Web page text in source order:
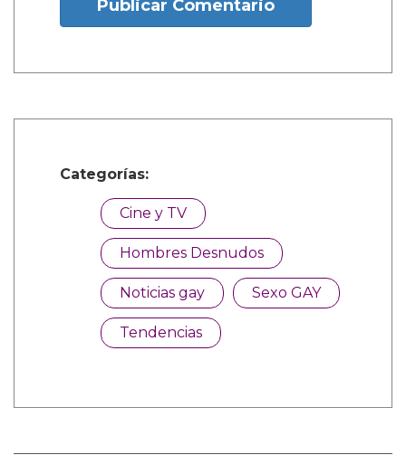
Publicar Comentario
Categorías:
Cine y TV
Hombres Desnudos
Noticias gay Sexo GAY
Tendencias